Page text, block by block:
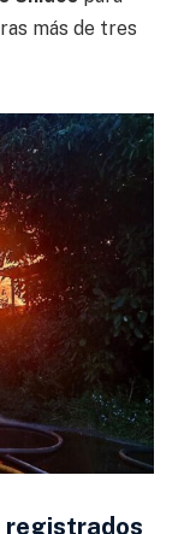
más de tres
registrados